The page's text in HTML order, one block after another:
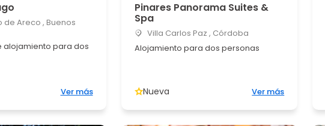
de Areco , Buenos
alojamiento para dos
Ver más
Pinares Panorama Suites &
Spa
Villa Carlos Paz , Córdoba
Alojamiento para dos personas
Nueva Ver más